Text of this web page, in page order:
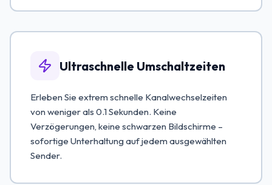
Ultraschnelle Umschaltzeiten
Erleben Sie extrem schnelle Kanalwechselzeiten
von weniger als 0.1 Sekunden. Keine
Verzögerungen, keine schwarzen Bildschirme –
sofortige Unterhaltung auf jedem ausgewählten
Sender.